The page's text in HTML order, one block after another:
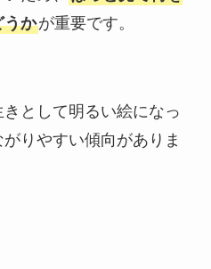
うかが重要です。
として明るい絵になっ
りやすい傾向がありま